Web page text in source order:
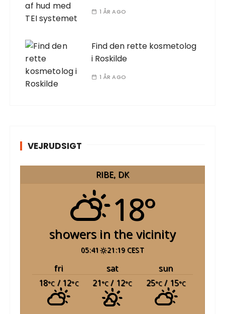
1 ÅR AGO
Find den rette kosmetolog
i Roskilde
1 ÅR AGO
VEJRUDSIGT
RIBE, DK
18°
showers in the vicinity
05:41 21:19 CEST
fri sat
sun
18°C / 12°C 21°C / 12°C 25°C / 15°C